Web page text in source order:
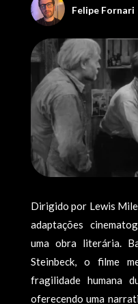
Felipe Fornari
Dirigido por Lewis
adaptações
uma obra literária.
Steinbeck, o filme
fragilidade humana
oferecendo uma